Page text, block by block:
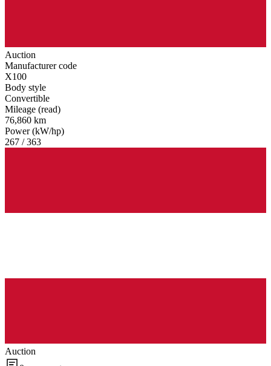
Auction
Manufacturer code
X100
Body style
Convertible
Mileage (read)
76,860 km
Power (kW/hp)
267 / 363
Auction